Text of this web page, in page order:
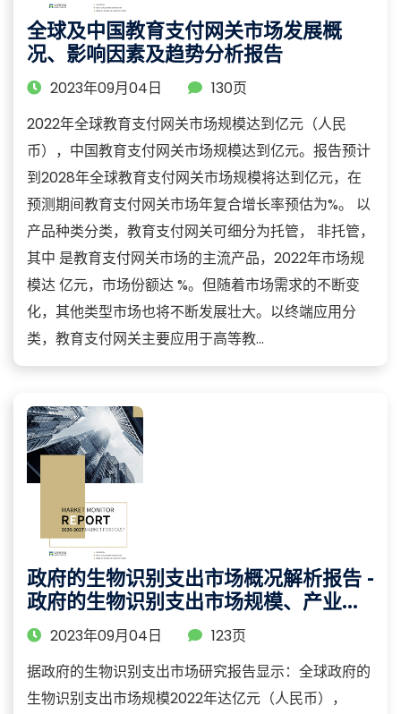
全球及中国教育支付网关市场发展概
况、影响因素及趋势分析报告
2023年09月04日
130页
2022年全球教育支付网关市场规模达到亿元（人民
币），中国教育支付网关市场规模达到亿元。报告预计
到2028年全球教育支付网关市场规模将达到亿元，在
预测期间教育支付网关市场年复合增长率预估为%。 以
产品种类分类，教育支付网关可细分为托管， 非托管，
其中 是教育支付网关市场的主流产品，2022年市场规
模达 亿元，市场份额达 %。但随着市场需求的不断变
化，其他类型市场也将不断发展壮大。以终端应用分
类，教育支付网关主要应用于高等教...
政府的生物识别支出市场概况解析报告 -
政府的生物识别支出市场规模、产业
链、及竞争分析
2023年09月04日
123页
据政府的生物识别支出市场研究报告显示：全球政府的
生物识别支出市场规模2022年达亿元（人民币），